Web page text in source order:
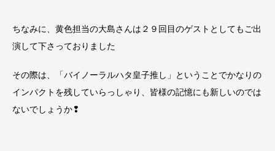
ちなみに、黄色担当の大島さんは２９回目のゲストとしてもご出
演して下さっておりました
その際は、「バイノーラルハタ皇子推し」ということでかなりの
インパクトを残していらっしゃり、皆様の記憶にも新しいのでは
ないでしょうか❢